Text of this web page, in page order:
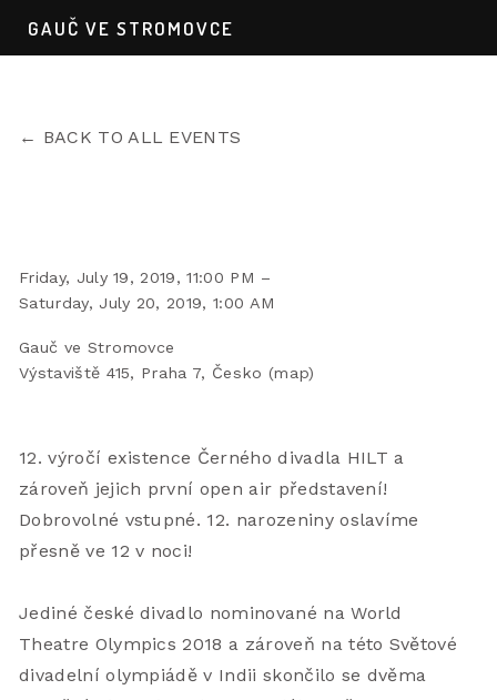
GAUČ VE STROMOVCE
BACK TO ALL EVENTS
Friday, July 19, 2019
11:00 PM
Saturday, July 20, 2019
1:00 AM
Gauč ve Stromovce
Výstaviště 415
Praha 7 Česko (map)
12. výročí existence Černého divadla HILT a
zároveň jejich první open air představení!
Dobrovolné vstupné. 12. narozeniny oslavíme
přesně ve 12 v noci!
Jediné české divadlo nominované na World
Theatre Olympics 2018 a zároveň na této Světové
divadelní olympiádě v Indii skončilo se dvěma